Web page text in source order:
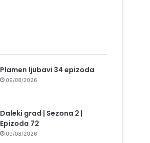
Plamen ljubavi 34 epizoda
09/08/2026
Daleki grad | Sezona 2 |
Epizoda 72
09/08/2026